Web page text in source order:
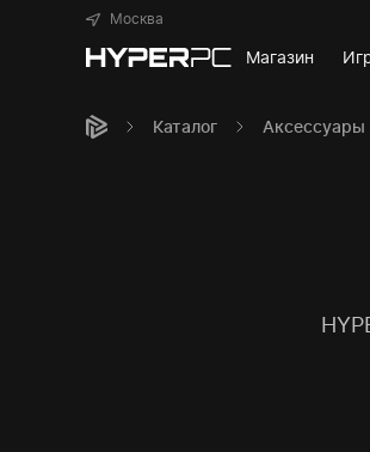
Москва
Магазин
Каталог Аксессуары